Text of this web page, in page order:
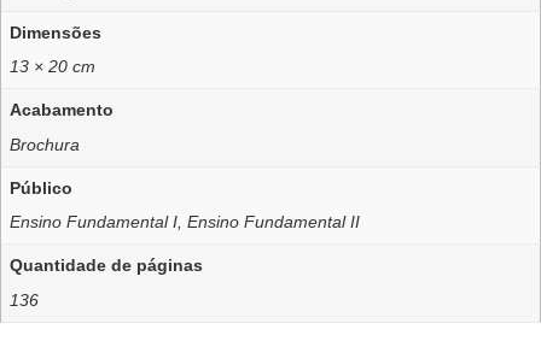
Dimensões
13 × 20 cm
Acabamento
Brochura
Público
Ensino Fundamental I, Ensino Fundamental II
Quantidade de páginas
136